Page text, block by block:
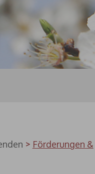
Prev Next
Förderungen &